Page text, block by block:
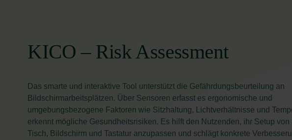
KICO – Risk Assessment
Das smarte und interaktive Tool unterstützt die Gefährdungsbeurteilung an
Bildschirmarbeitsplätzen. Über Sensoren erfasst es ergonomische und
umgebungsbezogene Faktoren wie Sitzhaltung, Lichtverhältnisse und
erkennt mögliche Gesundheitsrisiken. Es hilft den Nutzenden, ihr Setup von
Tisch, Bildschirm und Tastatur anzupassen und schlägt konkrete